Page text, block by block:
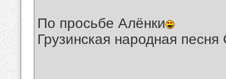
По просьбе Алёнки
Грузинская народная песня